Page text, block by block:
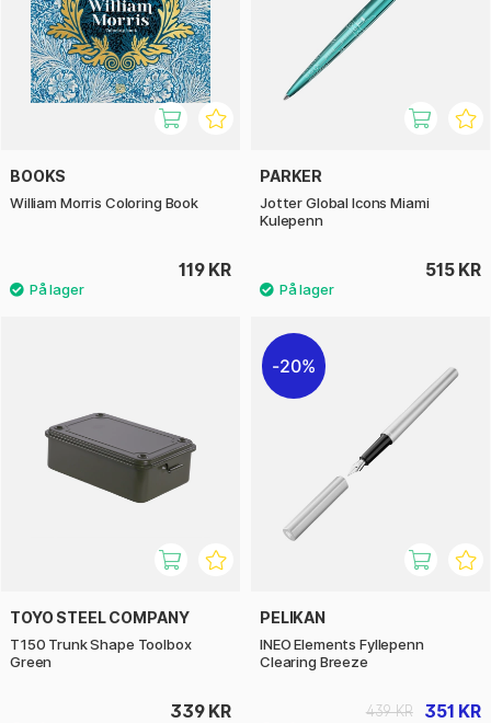
BOOKS
William Morris Coloring Book
119 KR
PARKER
Jotter Global Icons Miami
Kulepenn
515 KR
TOYO STEEL COMPANY
T150 Trunk Shape Toolbox
Green
339 KR
20%
PELIKAN
INEO Elements Fyllepenn
Clearing Breeze
351 KR
439 KR